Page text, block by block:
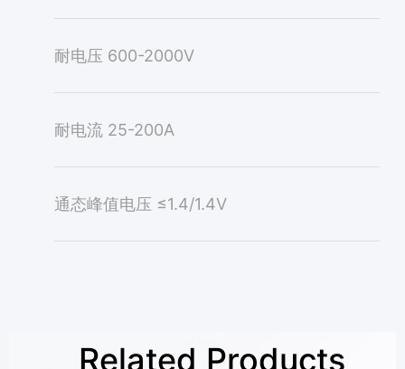
耐电压 600-2000V
耐电流 25-200A
通态峰值电压 ≤1.4/1.4V
Related Products